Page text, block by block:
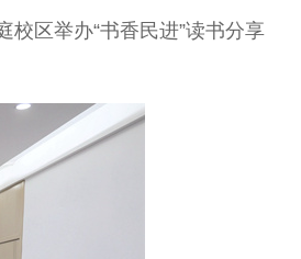
区举办“书香民进”读书分享